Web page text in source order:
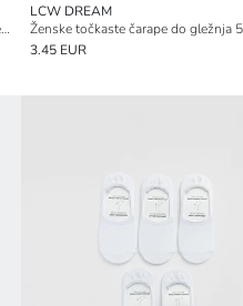
Hello Kitty licencirane dječje kratke čarape 5 komada
LCW DREAM
Ženske točkaste čarape do gležnja
3.45 EUR